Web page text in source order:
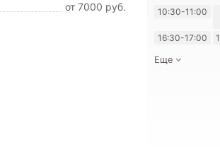
от 7000 pуб.
10:30-11:00
16:30-17:00
Еще